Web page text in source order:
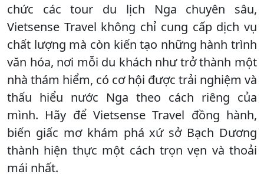
chức các tour du lịch Nga chuyên sâu,
Vietsense Travel không chỉ cung cấp dịch vụ
chất lượng mà còn kiến tạo những hành trình
văn hóa, nơi mỗi du khách như trở thành một
nhà thám hiểm, có cơ hội được trải nghiệm và
thấu hiểu nước Nga theo cách riêng của
mình. Hãy để Vietsense Travel đồng hành,
biến giấc mơ khám phá xứ sở Bạch Dương
thành hiện thực một cách trọn vẹn và thoải
mái nhất.